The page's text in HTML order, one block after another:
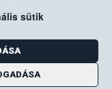
sütik
30.